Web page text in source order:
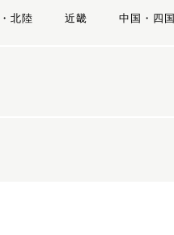
北陸 近畿 中国・四国